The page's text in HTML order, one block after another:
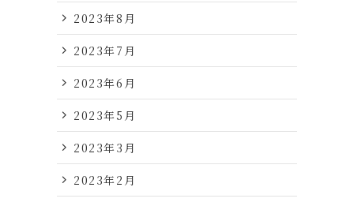
2023年8月
2023年7月
2023年6月
2023年5月
2023年3月
2023年2月